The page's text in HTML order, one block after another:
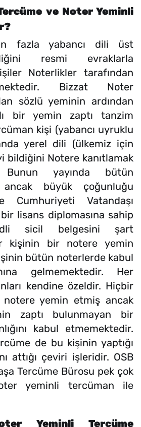
ve Noter Yeminli
fazla yabancı dili üst
resmi evraklarla
Noterlikler tarafından
Bizzat Noter
sözlü yeminin ardından
bir yemin zaptı tanzim
kişi (yabancı uyruklu
yerel dili (ülkemiz için
bildiğini Notere kanıtlamak
Bunun yayında bütün
büyük çoğunluğu
Cumhuriyeti Vatandaşı
bir lisans diplomasına sahip
sicil belgesini şart
kişinin bir notere yemin
bütün noterlerde kabul
gelmemektedir. Her
kendine özeldir. Hiçbir
yemin etmiş ancak
zaptı bulunmayan bir
kabul etmemektedir.
de bu kişinin yaptığı
attığı çeviri işleridir. OSB
Tercüme Bürosu pek çok
yeminli tercüman ile
Yeminli Tercüme